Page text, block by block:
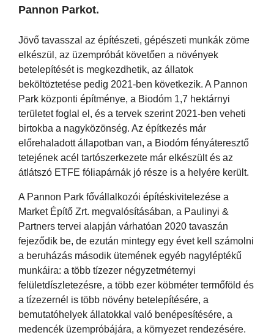
Pannon Parkot.
Jövő tavasszal az építészeti, gépészeti munkák zöme
elkészül, az üzempróbát követően a növények
betelepítését is megkezdhetik, az állatok
beköltöztetése pedig 2021-ben következik. A Pannon
Park központi építménye, a Biodóm 1,7 hektárnyi
területet foglal el, és a tervek szerint 2021-ben veheti
birtokba a nagyközönség. Az építkezés már
előrehaladott állapotban van, a Biodóm fényáteresztő
tetejének acél tartószerkezete már elkészült és az
átlátszó ETFE fóliapárnák jó része is a helyére került.
A Pannon Park fővállalkozói építéskivitelezése a
Market Építő Zrt. megvalósításában, a Paulinyi &
Partners tervei alapján várhatóan 2020 tavaszán
fejeződik be, de ezután mintegy egy évet kell számolni
a beruházás második ütemének egyéb nagyléptékű
munkáira: a több tízezer négyzetméternyi
felületdíszletezésre, a több ezer köbméter termőföld és
a tízezernél is több növény betelepítésére, a
bemutatóhelyek állatokkal való benépesítésére, a
medencék üzempróbájára, a környezet rendezésére.